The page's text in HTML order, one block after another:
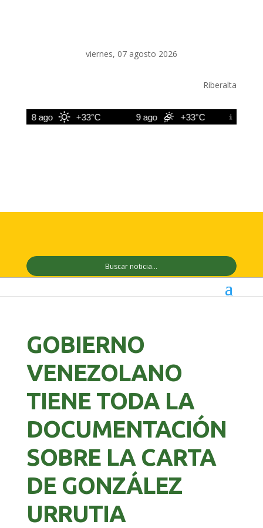
viernes, 07 agosto 2026
Riberalta
8 ago +33°C 9 ago +33°C 10 ago
GOBIERNO
VENEZOLANO
TIENE TODA LA
DOCUMENTACIÓN
SOBRE LA CARTA
DE GONZÁLEZ
URRUTIA